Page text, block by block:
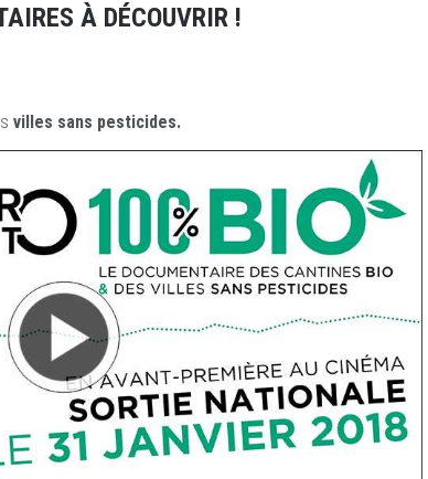
À DÉCOUVRIR !
villes sans pesticides.